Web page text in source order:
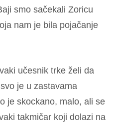
smo sačekali Zoricu
nam je bila pojačanje
učesnik trke želi da
je u zastavama
je skockano, malo, ali se
takmičar koji dolazi na